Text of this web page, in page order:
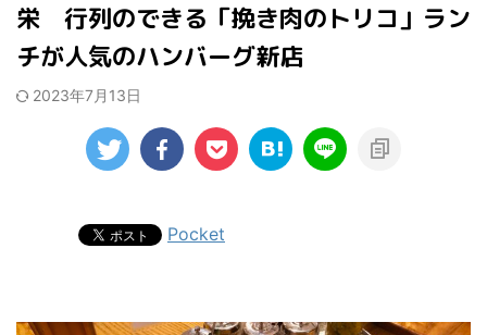
栄 行列のできる「挽き肉のトリコ」ラン
チが人気のハンバーグ新店
2023年7月13日
Pocket